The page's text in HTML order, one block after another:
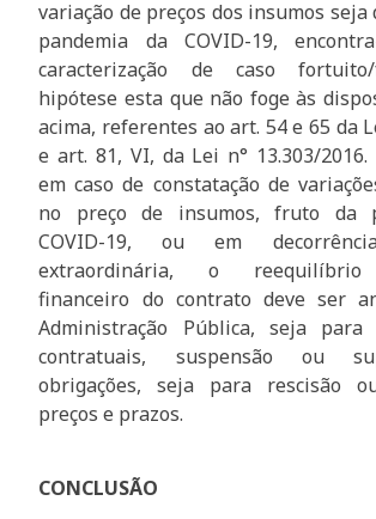
variação de preços dos insumos seja
pandemia da COVID-19,
caracterização de caso
hipótese esta que não foge às
acima, referentes ao art. 54 e 65 da
e art. 81, VI, da Lei n° 13.303/2016.
em caso de constatação de
no preço de insumos, fruto da
COVID-19, ou em
extraordinária, o reequilíbrio
financeiro do contrato deve ser
Administração Pública, seja para
contratuais, suspensão ou
obrigações, seja para rescisão
preços e prazos.
CONCLUSÃO